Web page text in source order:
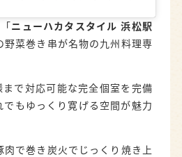
ニューハカタスタイル 浜松駅
野菜巻き串が名物の九州料理専
で対応可能な完全個室を完備
でもゆっくり寛げる空間が魅力
肉で巻き炭火でじっくり焼き上